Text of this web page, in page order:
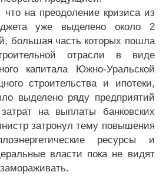
на преодоление кризиса из
уже выделено около 2
большая часть которых пошла
отрасли в виде
капитала Южно-Уральской
строительства и ипотеки,
выделено ряду предприятий
на выплаты банковских
затронул тему повышения
ресурсы и
власти пока не видят